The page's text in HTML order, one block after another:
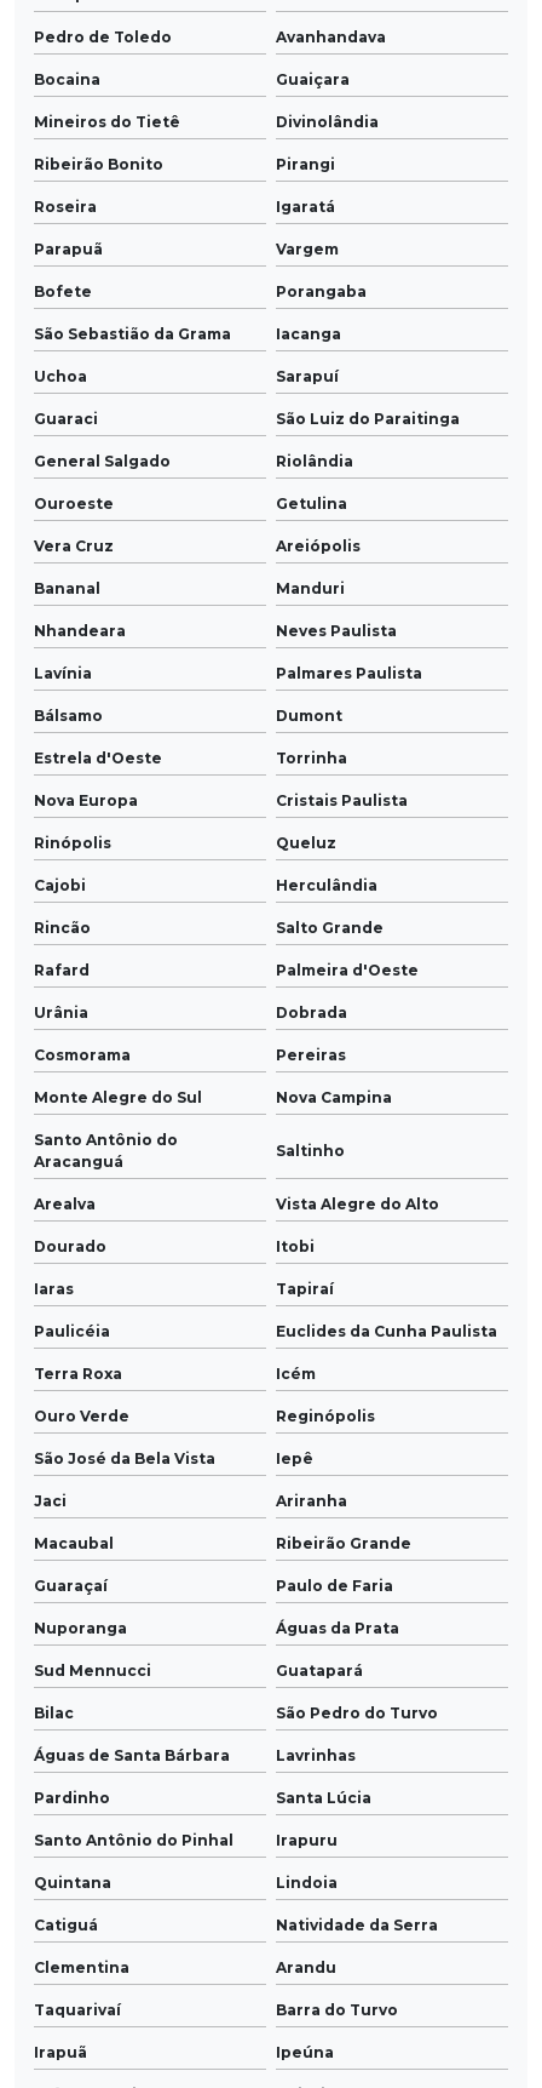
Pedro de Toledo Avanhandava
Bocaina Guaiçara
Mineiros do Tietê Divinolândia
Ribeirão Bonito Pirangi
Roseira Igaratá
Parapuã Vargem
Bofete Porangaba
São Sebastião da Grama Iacanga
Uchoa Sarapuí
Guaraci São Luiz do Paraitinga
General Salgado Riolândia
Ouroeste Getulina
Vera Cruz Areiópolis
Bananal Manduri
Nhandeara Neves Paulista
Lavínia Palmares Paulista
Bálsamo Dumont
Estrela d'Oeste Torrinha
Nova Europa Cristais Paulista
Rinópolis Queluz
Cajobi Herculândia
Rincão Salto Grande
Rafard Palmeira d'Oeste
Urânia Dobrada
Cosmorama Pereiras
Monte Alegre do Sul Nova Campina
Santo Antônio do
Aracanguá
Saltinho
Arealva Vista Alegre do Alto
Dourado Itobi
Iaras Tapiraí
Paulicéia Euclides da Cunha Paulista
Terra Roxa Icém
Ouro Verde Reginópolis
São José da Bela Vista Iepê
Jaci Ariranha
Macaubal Ribeirão Grande
Guaraçaí Paulo de Faria
Nuporanga Águas da Prata
Sud Mennucci Guatapará
Bilac São Pedro do Turvo
Águas de Santa Bárbara Lavrinhas
Pardinho Santa Lúcia
Santo Antônio do Pinhal Irapuru
Quintana Lindoia
Catiguá Natividade da Serra
Clementina Arandu
Taquarivaí Barra do Turvo
Irapuã Ipeúna